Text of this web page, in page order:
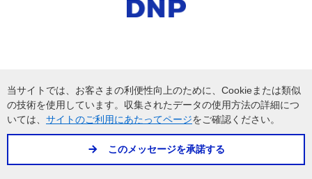
当サイトでは、お客さまの利便性向上のために、Cookieまたは類似
の技術を使用しています。収集されたデータの使用方法の詳細につ
いては、 サイトのご利用にあたってページをご確認ください。
このメッセージを承諾する